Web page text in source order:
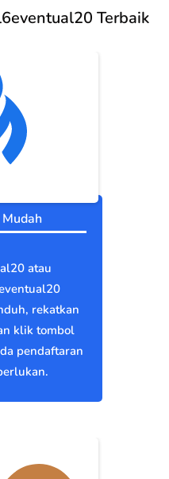
Terbaik
atau
rekatkan
klik tombol
pendaftaran